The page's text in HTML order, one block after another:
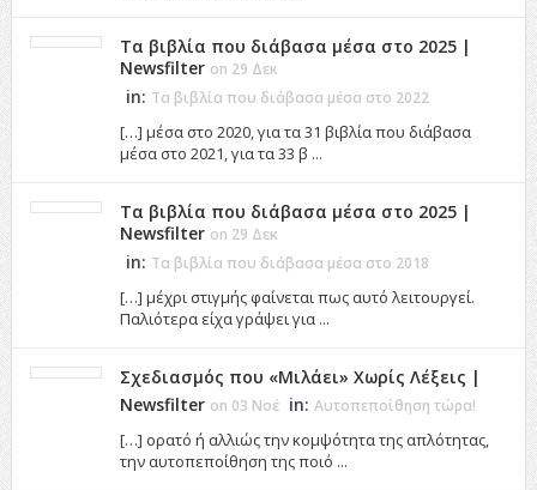
Τα βιβλία που διάβασα μέσα στο 2025 |
Newsfilter on 29 Δεκ
in: Τα βιβλία που διάβασα μέσα στο 2022
[…] μέσα στο 2020, για τα 31 βιβλία που διάβασα
μέσα στο 2021, για τα 33 β ...
Τα βιβλία που διάβασα μέσα στο 2025 |
Newsfilter on 29 Δεκ
in: Τα βιβλία που διάβασα μέσα στο 2018
[…] μέχρι στιγμής φαίνεται πως αυτό λειτουργεί.
Παλιότερα είχα γράψει για ...
Σχεδιασμός που «Μιλάει» Χωρίς Λέξεις |
Newsfilter on 03 Νοέ in: Αυτοπεποίθηση τώρα!
[…] ορατό ή αλλιώς την κομψότητα της απλότητας,
την αυτοπεποίθηση της ποιό ...